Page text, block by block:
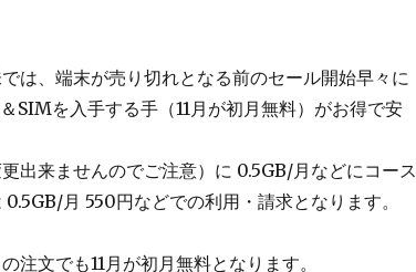
は、端末が売り切れとなる前のセール開始早々に
SIMを入手する手（11月が初月無料）がお得で安
出来ませんのでご注意）に 0.5GB/月などにコース
月 550円などでの利用・請求となります。
注文でも11月が初月無料となります。